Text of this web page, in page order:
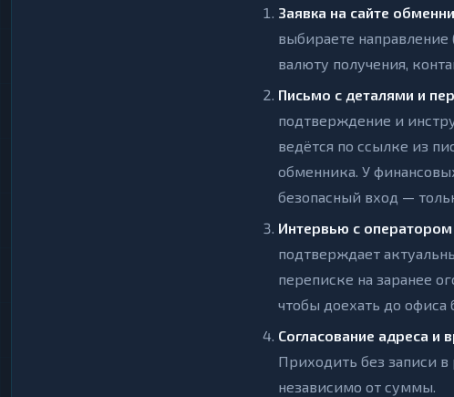
Заявка на сайте
выбираете
валюту получения,
Письмо с деталями и
подтверждение и
ведётся по ссылке из
обменника. У
безопасный вход —
Интервью с оператором
подтверждает
переписке на заранее
чтобы доехать до офиса
Согласование адреса и
Приходить без записи
независимо от суммы.